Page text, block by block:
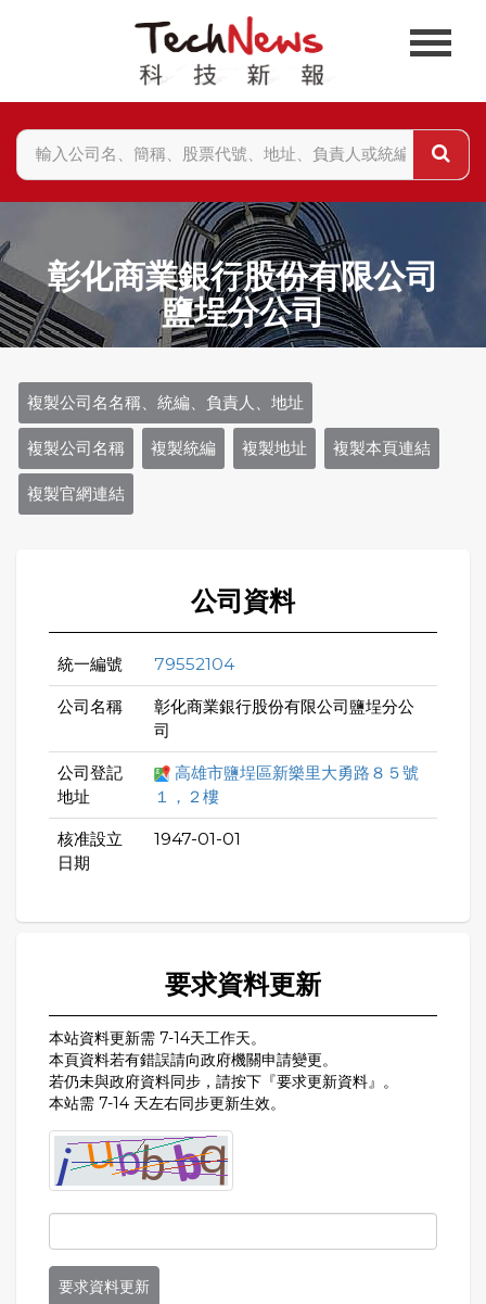
彰化商業銀行股份有限公司
鹽埕分公司
複製公司名名稱、統編、負責人、地址
複製公司名稱 複製統編 複製地址 複製本頁連結
複製官網連結
公司資料
統一編號 79552104
公司名稱
彰化商業銀行股份有限公司鹽埕分公
司
公司登記
地址
高雄市鹽埕區新樂里大勇路８５號
１，２樓
核准設立
日期
1947-01-01
要求資料更新
本站資料更新需 7-14天工作天。
本頁資料若有錯誤請向政府機關申請變更。
若仍未與政府資料同步，請按下『要求更新資料』。
本站需 7-14 天左右同步更新生效。
要求資料更新